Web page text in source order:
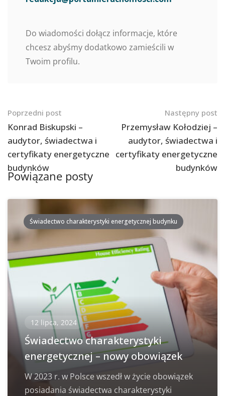
Do wiadomości dołącz informacje, które
chcesz abyśmy dodatkowo zamieścili w
Twoim profilu.
Nawigacja
po
postach
Poprzedni post
Konrad Biskupski –
audytor, świadectwa i
certyfikaty energetyczne
budynków
Następny post
Przemysław Kołodziej –
audytor, świadectwa i
certyfikaty energetyczne
budynków
Powiązane posty
Świadectwo charakterystyki energetycznej budynku
12 lipca, 2024
Świadectwo charakterystyki
energetycznej – nowy obowiązek
W 2023 r. w Polsce wszedł w życie obowiązek
posiadania świadectwa charakterystyki